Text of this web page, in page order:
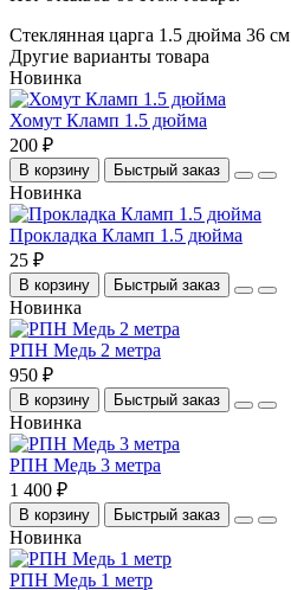
Стеклянная царга 1.5 дюйма 36 см
Другие варианты товара
Новинка
Хомут Кламп 1.5 дюйма
200 ₽
В корзину Быстрый заказ
Новинка
Прокладка Кламп 1.5 дюйма
25 ₽
В корзину Быстрый заказ
Новинка
РПН Медь 2 метра
950 ₽
В корзину Быстрый заказ
Новинка
РПН Медь 3 метра
1 400 ₽
В корзину Быстрый заказ
Новинка
РПН Медь 1 метр